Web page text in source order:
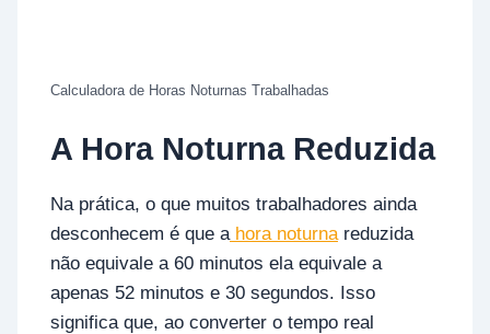
Calculadora de Horas Noturnas Trabalhadas
A Hora Noturna Reduzida
Na prática, o que muitos trabalhadores ainda
desconhecem é que a hora noturna reduzida
não equivale a 60 minutos ela equivale a
apenas 52 minutos e 30 segundos. Isso
significa que, ao converter o tempo real